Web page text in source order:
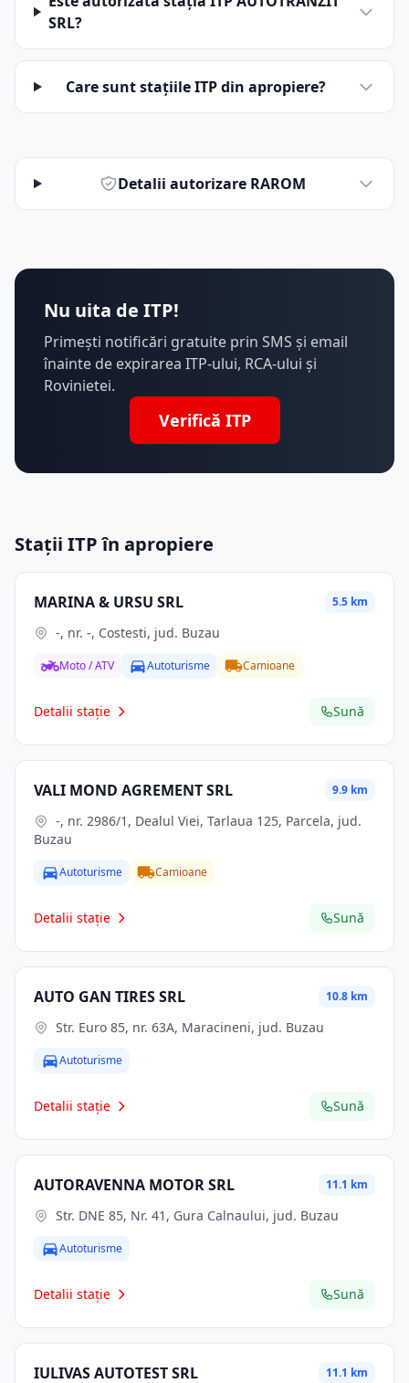
SRL?
Care sunt stațiile ITP din apropiere?
Detalii autorizare RAROM
Nu uita de ITP!
Primești notificări gratuite prin SMS și email
înainte de expirarea ITP-ului, RCA-ului și
Rovinietei.
Verifică ITP
Stații ITP în apropiere
MARINA & URSU SRL 5.5 km
-, nr. -, Costesti, jud. Buzau
Moto / ATV Autoturisme Camioane
Detalii stație Sună
VALI MOND AGREMENT SRL 9.9 km
Buzau
Autoturisme Camioane
Detalii stație Sună
AUTO GAN TIRES SRL 10.8 km
Str. Euro 85, nr. 63A, Maracineni, jud. Buzau
Autoturisme
Detalii stație Sună
AUTORAVENNA MOTOR SRL 11.1 km
Str. DNE 85, Nr. 41, Gura Calnaului, jud. Buzau
Autoturisme
Detalii stație Sună
IULIVAS AUTOTEST SRL 11.1 km